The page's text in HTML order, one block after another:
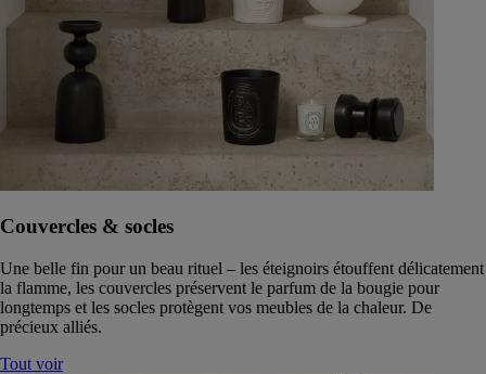
Couvercles & socles
Une belle fin pour un beau rituel – les éteignoirs étouffent délicatement
la flamme, les couvercles préservent le parfum de la bougie pour
longtemps et les socles protègent vos meubles de la chaleur. De
précieux alliés.
Tout voir